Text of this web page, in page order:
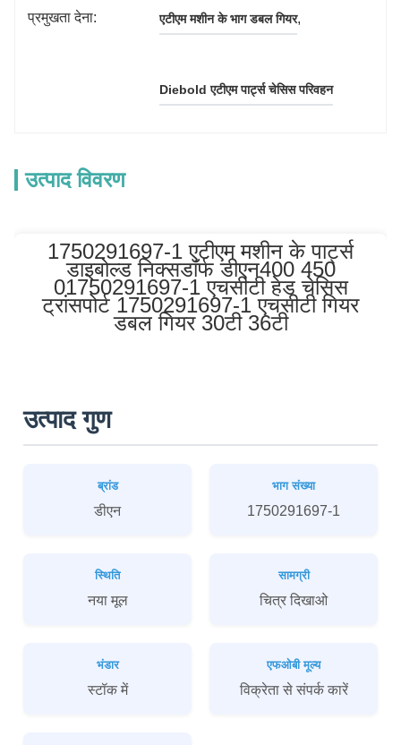
प्रमुखता देना: एटीएम मशीन के भाग डबल गियर,
Diebold एटीएम पार्ट्स चेसिस परिवहन
उत्पाद विवरण
1750291697-1 एटीएम मशीन के पार्ट्स
डाइबोल्ड निक्सडॉर्फ डीएन400 450
01750291697-1 एचसीटी हेड चेसिस
ट्रांसपोर्ट 1750291697-1 एचसीटी गियर
डबल गियर 30टी 36टी
उत्पाद गुण
ब्रांड
डीएन
भाग संख्या
1750291697-1
स्थिति
नया मूल
सामग्री
चित्र दिखाओ
भंडार
स्टॉक में
एफओबी मूल्य
विक्रेता से संपर्क कारें